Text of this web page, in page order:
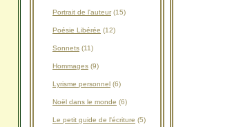
Portrait de l'auteur(15)
Poésie Libérée (12)
Sonnets (11)
Hommages (9)
Lyrisme personnel (6)
Noël dans le monde (6)
Le petit guide de l'écriture (5)